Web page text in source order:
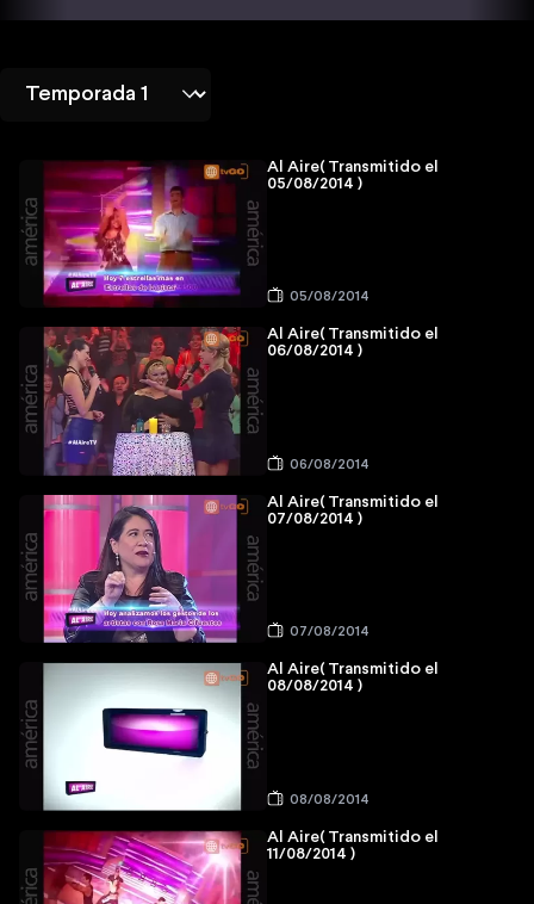
Al Aire( Transmitido el
05/08/2014 )
05/08/2014
Al Aire( Transmitido el
06/08/2014 )
06/08/2014
Al Aire( Transmitido el
07/08/2014 )
07/08/2014
Al Aire( Transmitido el
08/08/2014 )
08/08/2014
Al Aire( Transmitido el
11/08/2014 )